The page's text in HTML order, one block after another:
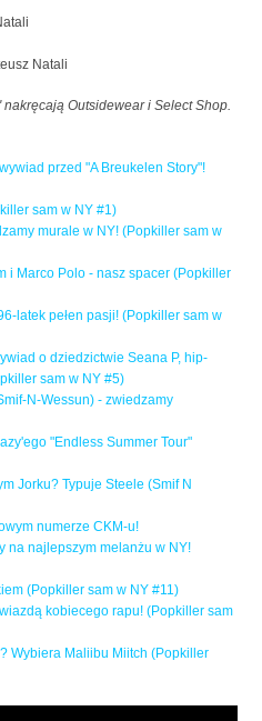
Natali
Outsidewear i Select Shop.
przed "A Breukelen Story"!
sam w NY #1)
murale w NY! (Popkiller sam w
i Marco Polo - nasz spacer (Popkiller
latek pełen pasji! (Popkiller sam w
o dziedzictwie Seana P, hip-
sam w NY #5)
N-Wessun) - zwiedzamy
"Endless Summer Tour"
Jorku? Typuje Steele (Smif N
numerze CKM-u!
na najlepszym melanżu w NY!
(Popkiller sam w NY #11)
kobiecego rapu! (Popkiller sam
Wybiera Maliibu Miitch (Popkiller